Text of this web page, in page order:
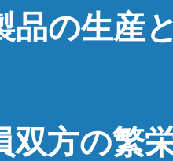
品の生産
双方の繁